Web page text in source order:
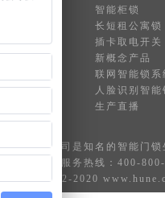
构
智能柜锁
长短租公寓锁
插卡取电开关
新概念产品
联网智能锁系
人脸识别智能
生产直播
智能科技公司是知名的 智能门锁
全国统一服务热线：400-
© 2012-2020